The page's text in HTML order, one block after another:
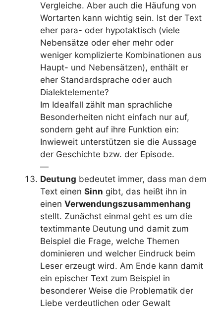
Vergleiche. Aber auch die Häufung von
Wortarten kann wichtig sein. Ist der Text
eher para- oder hypotaktisch (viele
Nebensätze oder eher mehr oder
weniger komplizierte Kombinationen aus
Haupt- und Nebensätzen), enthält er
eher Standardsprache oder auch
Dialektelemente?
Im Idealfall zählt man sprachliche
Besonderheiten nicht einfach nur auf,
sondern geht auf ihre Funktion ein:
Inwieweit unterstützen sie die Aussage
der Geschichte bzw. der Episode.
—
Deutung bedeutet immer, dass man dem
Text einen Sinn gibt, das heißt ihn in
einen Verwendungszusammenhang
stellt. Zunächst einmal geht es um die
textimmante Deutung und damit zum
Beispiel die Frage, welche Themen
dominieren und welcher Eindruck beim
Leser erzeugt wird. Am Ende kann damit
ein epischer Text zum Beispiel in
besonderer Weise die Problematik der
Liebe verdeutlichen oder Gewalt